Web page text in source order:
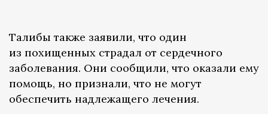
Талибы также заявили, что один
из похищенных страдал от сердечного
заболевания. Они сообщили, что оказали ему
помощь, но признали, что не могут
обеспечить надлежащего лечения.